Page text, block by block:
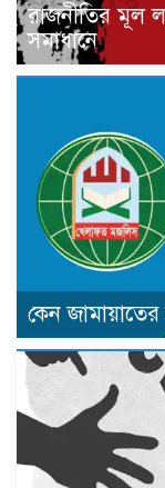
রাজনীতির মূল
সমাধানে
কেন